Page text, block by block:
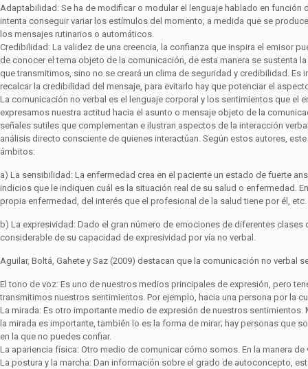
Adaptabilidad: Se ha de modificar o modular el lenguaje hablado en
intenta conseguir variar los estímulos del momento, a medida que se
los mensajes rutinarios o automáticos.
Credibilidad: La validez de una creencia, la confianza que inspira el emisor
de conocer el tema objeto de la comunicación, de esta manera se sustenta
que transmitimos, sino no se creará un clima de seguridad y credibilidad.
recalcar la credibilidad del mensa­je, para evitarlo hay que potenciar el
La comunicación no verbal es el lenguaje corporal y los sentimientos que
expresamos nuestra actitud hacia el asunto o mensaje objeto de la
señales sutiles que complementan e ilustran aspectos de la interacción
análisis directo consciente de quienes interactúan. Según estos autores,
ámbitos:
a) La sensibilidad: La enfermedad crea en el paciente un estado de fuerte
indicios que le indiquen cuál es la situación real de su salud o enfermedad.
propia enfermedad, del interés que el profesional de la salud tiene por él, etc.
b) La expresividad: Dado el gran número de emociones de diferentes
considerable de su capacidad de expresividad por vía no verbal.
Aguilar, Boltá, Gahete y Saz (2009) destacan que la comunicación no verbal
El tono de voz: Es uno de nuestros medios principales de expresión, pero
transmitimos nuestros sentimientos. Por ejemplo, hacia una persona por la
La mirada: Es otro importante medio de expresión de nuestros
la mirada es importante, también lo es la forma de mirar; hay personas
en la que no puedes confiar.
La apariencia física: Otro medio de comunicar cómo somos. En la manera
La postura y la marcha: Dan información sobre el grado de autoconcepto,